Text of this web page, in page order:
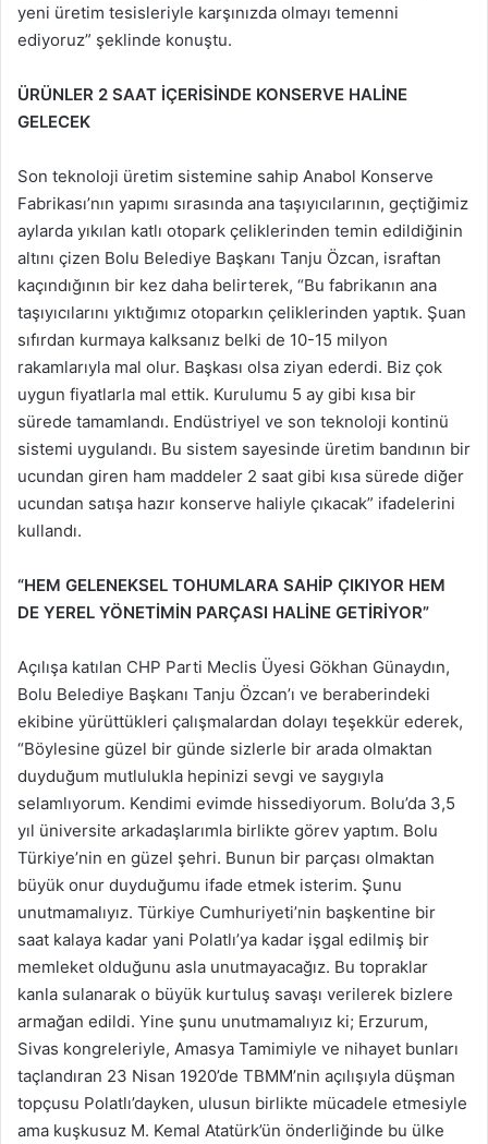
yeni üretim tesisleriyle karşınızda olmayı temenni
ediyoruz” şeklinde konuştu.
ÜRÜNLER 2 SAAT İÇERİSİNDE KONSERVE HALİNE
GELECEK
Son teknoloji üretim sistemine sahip Anabol Konserve
Fabrikası’nın yapımı sırasında ana taşıyıcılarının, geçtiğimiz
aylarda yıkılan katlı otopark çeliklerinden temin edildiğinin
altını çizen Bolu Belediye Başkanı Tanju Özcan, israftan
kaçındığının bir kez daha belirterek, “Bu fabrikanın ana
taşıyıcılarını yıktığımız otoparkın çeliklerinden yaptık. Şuan
sıfırdan kurmaya kalksanız belki de 10-15 milyon
rakamlarıyla mal olur. Başkası olsa ziyan ederdi. Biz çok
uygun fiyatlarla mal ettik. Kurulumu 5 ay gibi kısa bir
sürede tamamlandı. Endüstriyel ve son teknoloji kontinü
sistemi uygulandı. Bu sistem sayesinde üretim bandının bir
ucundan giren ham maddeler 2 saat gibi kısa sürede diğer
ucundan satışa hazır konserve haliyle çıkacak” ifadelerini
kullandı.
“HEM GELENEKSEL TOHUMLARA SAHİP ÇIKIYOR HEM
DE YEREL YÖNETİMİN PARÇASI HALİNE GETİRİYOR”
Açılışa katılan CHP Parti Meclis Üyesi Gökhan Günaydın,
Bolu Belediye Başkanı Tanju Özcan’ı ve beraberindeki
ekibine yürüttükleri çalışmalardan dolayı teşekkür ederek,
“Böylesine güzel bir günde sizlerle bir arada olmaktan
duyduğum mutlulukla hepinizi sevgi ve saygıyla
selamlıyorum. Kendimi evimde hissediyorum. Bolu’da 3,5
yıl üniversite arkadaşlarımla birlikte görev yaptım. Bolu
Türkiye’nin en güzel şehri. Bunun bir parçası olmaktan
büyük onur duyduğumu ifade etmek isterim. Şunu
unutmamalıyız. Türkiye Cumhuriyeti’nin başkentine bir
saat kalaya kadar yani Polatlı’ya kadar işgal edilmiş bir
memleket olduğunu asla unutmayacağız. Bu topraklar
kanla sulanarak o büyük kurtuluş savaşı verilerek bizlere
armağan edildi. Yine şunu unutmamalıyız ki; Erzurum,
Sivas kongreleriyle, Amasya Tamimiyle ve nihayet bunları
taçlandıran 23 Nisan 1920’de TBMM’nin açılışıyla düşman
topçusu Polatlı’dayken, ulusun birlikte mücadele etmesiyle
ama kuşkusuz M. Kemal Atatürk’ün önderliğinde bu ülke